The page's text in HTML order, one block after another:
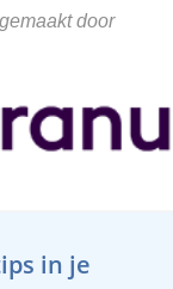
door
in je